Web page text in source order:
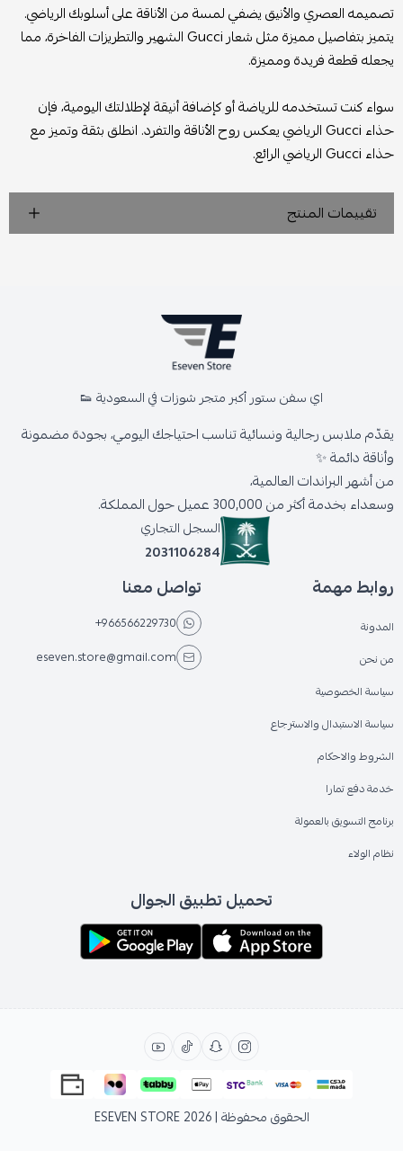
تصميمه العصري والأنيق يضفي لمسة من الأناقة على أسلوبك الرياضي.
يتميز بتفاصيل مميزة مثل شعار Gucci الشهير والتطريزات الفاخرة، مما
يجعله قطعة فريدة ومميزة.
سواء كنت تستخدمه للرياضة أو كإضافة أنيقة لإطلالتك اليومية، فإن
حذاء Gucci الرياضي يعكس روح الأناقة والتفرد. انطلق بثقة وتميز مع
حذاء Gucci الرياضي الرائع.
تقييمات المنتج
اي سفن ستور أكبر متجر شوزات في السعودية 👟
يقدّم ملابس رجالية ونسائية تناسب احتياجك اليومي، بجودة مضمونة
وأناقة دائمة ✨
من أشهر البراندات العالمية،
وسعداء بخدمة أكثر من 300,000 عميل حول المملكة.
السجل التجاري
2031106284
روابط مهمة
المدونة
من نحن
سياسة الخصوصية
سياسة الاستبدال والاسترجاع
الشروط والاحكام
خدمة دفع تمارا
برنامج التسويق بالعمولة
نظام الولاء
تواصل معنا
+966566229730
eseven.store@gmail.com
تحميل تطبيق الجوال
الحقوق محفوظة | 2026 ESEVEN STORE